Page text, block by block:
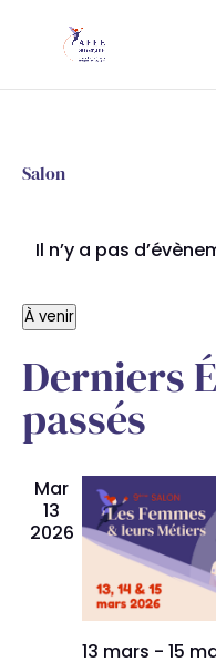
Salon
Il n’y a pas
À venir
une
date.
Derniers
passés
Mar
13
2026
13 mars - 15